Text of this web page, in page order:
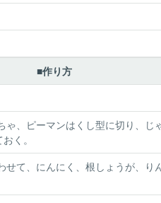
■作り方
、ピーマンはくし型に切り、じ
く。
て、にんにく、根しょうが、り